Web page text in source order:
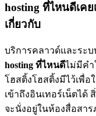
hosting ที่ไหนดีเค
เกี่ยวกับ
บริการคลาวด์และระ
hosting ที่ไหนดีไม่มีคำ
โฮสติ้งโฮสติ้งมีไว้เพื่อ
เข้าถึงอินเทอร์เน็ตไ
จะนั่งอยู่ในห้องสื่อสา